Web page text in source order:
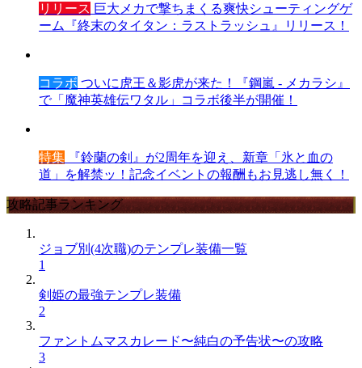
リリース 巨大メカで撃ちまくる爽快シューティングゲ
ーム『終末のタイタン：ラストラッシュ』リリース！
コラボ ついに虎王＆影虎が来た！『鋼嵐 - メカラシ』
で「魔神英雄伝ワタル」コラボ後半が開催！
特集 『鈴蘭の剣』が2周年を迎え、新章「氷と血の
道」を解禁ッ！記念イベントの報酬もお見逃し無く！
攻略記事ランキング
ジョブ別(4次職)のテンプレ装備一覧
1
剣姫の最強テンプレ装備
2
ファントムマスカレード〜純白の予告状〜の攻略
3